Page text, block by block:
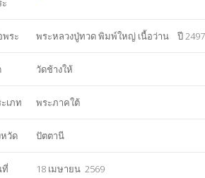
พระ พระหลวงปู่ทวด พิมพ์ใหญ่ เนื้อว่าน ปี 2497
วัดช้างให้
เภท พระภาคใต้
วัด ปัตตานี
ที่
18 เมษายน 2569